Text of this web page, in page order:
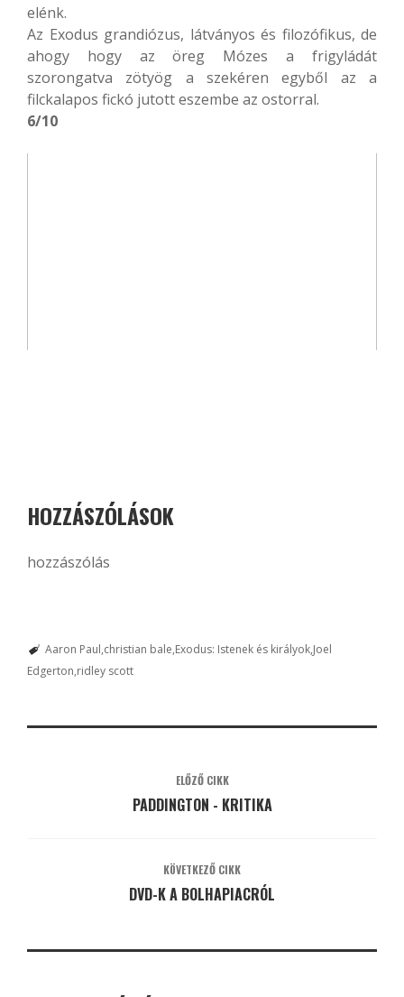
elénk.
Az Exodus grandiózus, látványos és filozófikus, de
ahogy hogy az öreg Mózes a frigyládát
szorongatva zötyög a szekéren egyből az a
filckalapos fickó jutott eszembe az ostorral.
6/10
HOZZÁSZÓLÁSOK
hozzászólás
Aaron Paul christian bale Exodus: Istenek és királyok Joel
Edgerton ridley scott
ELŐZŐ CIKK
PADDINGTON - KRITIKA
KÖVETKEZŐ CIKK
DVD-K A BOLHAPIACRÓL